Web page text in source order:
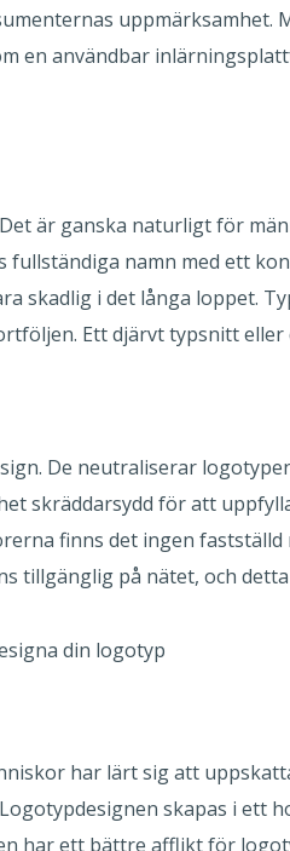
uppmärksamhet.
en användbar
är ganska naturligt för
fullständiga namn med ett
skadlig i det långa loppet.
Ett djärvt typsnitt
De neutraliserar
skräddarsydd för att
finns det ingen fastställd
tillgänglig på nätet, och
din logotyp
har lärt sig att
skapas i ett
har ett bättre afflikt för